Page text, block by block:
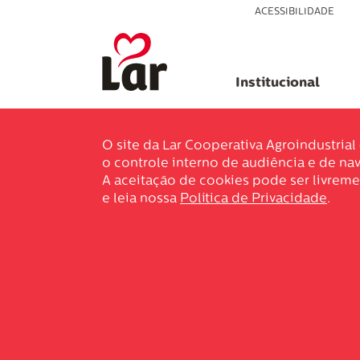
ACESSIBILIDADE
Institucional
O site da Lar Cooperativa
o controle interno de audiência e de
A aceitação de cookies pode ser
e leia nossa Política de Privacidade.